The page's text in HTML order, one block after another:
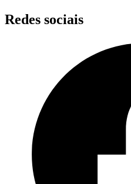
Skip
to
Redes sociais